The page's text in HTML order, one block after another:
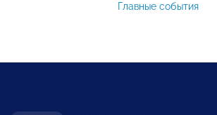
Главные события